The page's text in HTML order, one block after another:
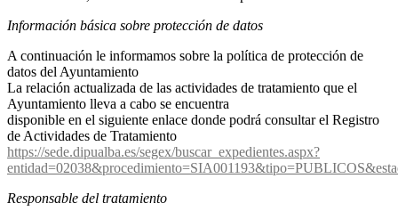
Información básica sobre protección de datos
A continuación le informamos sobre la política de protección de
datos del Ayuntamiento
La relación actualizada de las actividades de tratamiento que el
Ayuntamiento lleva a cabo se encuentra
disponible en el siguiente enlace donde podrá consultar el Registro
de Actividades de Tratamiento
https://sede.dipualba.es/segex/buscar_expedientes.aspx?
Responsable del tratamiento